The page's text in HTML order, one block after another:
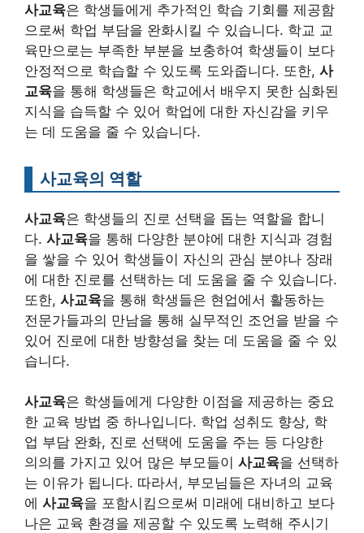
사교육은 학생들에게 추가적인 학습 기회를 제공함
으로써 학업 부담을 완화시킬 수 있습니다. 학교 교
육만으로는 부족한 부분을 보충하여 학생들이 보다
안정적으로 학습할 수 있도록 도와줍니다. 또한, 사
교육을 통해 학생들은 학교에서 배우지 못한 심화된
지식을 습득할 수 있어 학업에 대한 자신감을 키우
는 데 도움을 줄 수 있습니다.
사교육의 역할
사교육은 학생들의 진로 선택을 돕는 역할을 합니
다. 사교육을 통해 다양한 분야에 대한 지식과 경험
을 쌓을 수 있어 학생들이 자신의 관심 분야나 장래
에 대한 진로를 선택하는 데 도움을 줄 수 있습니다.
또한, 사교육을 통해 학생들은 현업에서 활동하는
전문가들과의 만남을 통해 실무적인 조언을 받을 수
있어 진로에 대한 방향성을 찾는 데 도움을 줄 수 있
습니다.
사교육은 학생들에게 다양한 이점을 제공하는 중요
한 교육 방법 중 하나입니다. 학업 성취도 향상, 학
업 부담 완화, 진로 선택에 도움을 주는 등 다양한
의의를 가지고 있어 많은 부모들이 사교육을 선택하
는 이유가 됩니다. 따라서, 부모님들은 자녀의 교육
에 사교육을 포함시킴으로써 미래에 대비하고 보다
나은 교육 환경을 제공할 수 있도록 노력해 주시기